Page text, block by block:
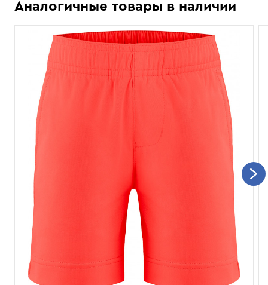
Аналогичные товары в наличии